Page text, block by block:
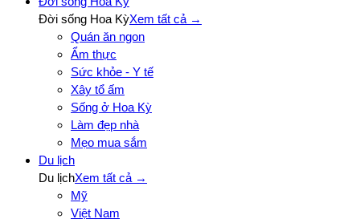
Đời sống Hoa KỳXem tất cả →
Quán ăn ngon
Ẩm thực
Sức khỏe - Y tế
Xây tổ ấm
Sống ở Hoa Kỳ
Làm đẹp nhà
Mẹo mua sắm
Du lịch
Du lịchXem tất cả →
Mỹ
Việt Nam